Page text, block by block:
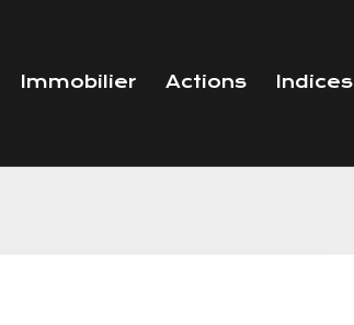
Immobilier Actions Indices